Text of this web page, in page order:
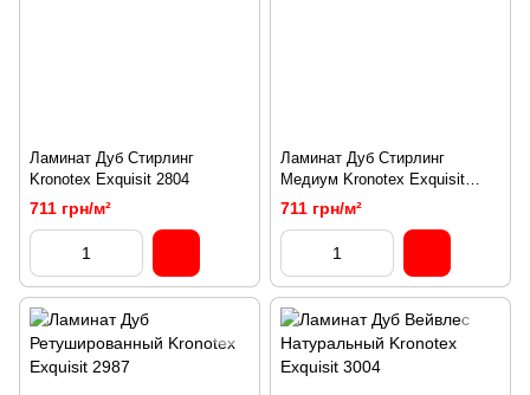
Ламинат Дуб Стирлинг
Kronotex Exquisit 2804
711 грн/м²
Ламинат Дуб Стирлинг
Медиум Kronotex Exquisit
2805
711 грн/м²